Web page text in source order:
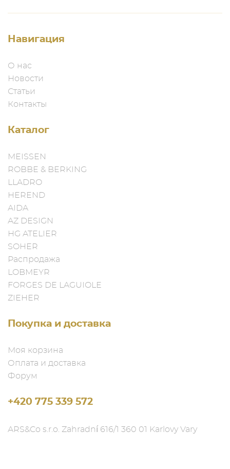
Навигация
О нас
Новости
Статьи
Контакты
Каталог
MEISSEN
ROBBE & BERKING
LLADRO
HEREND
AIDA
AZ DESIGN
HG ATELIER
SOHER
Распродажа
LOBMEYR
FORGES DE LAGUIOLE
ZIEHER
Покупка и доставка
Моя корзина
Оплата и доставка
Форум
+420 775 339 572
ARS&Co s.r.o. Zahradní 616/1 360 01 Karlovy Vary